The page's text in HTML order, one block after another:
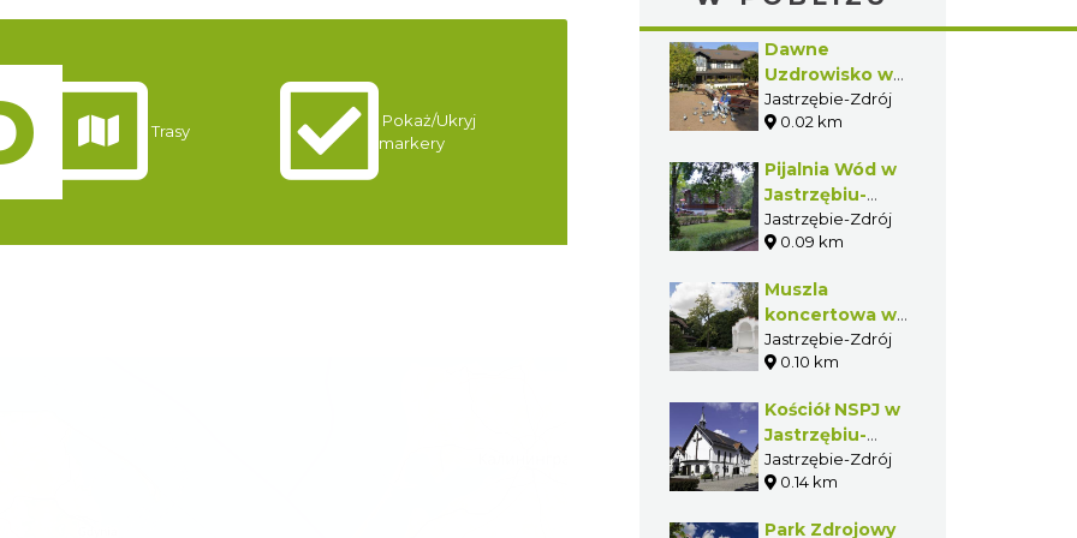
Trasy
Pokaż/Ukryj
markery
drugie życie
prostym
materiałom i
zamienimy je w coś
naprawdę
Dawne
Uzdrowisko w
Jastrzębiu-
Zdroju
Jastrzębie-Zdrój
0.02 km
Pijalnia Wód w
Jastrzębiu-
Zdroju
Jastrzębie-Zdrój
0.09 km
Muszla
koncertowa w
Jastrzębiu-
Zdroju
Jastrzębie-Zdrój
0.10 km
Kościół NSPJ w
Jastrzębiu-
Zdroju (Zakład
Marii)
Jastrzębie-Zdrój
0.14 km
Park Zdrojowy